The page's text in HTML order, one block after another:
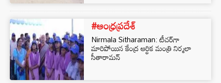
#ఆంధ్రప్రదేశ్
Nirmala Sitharaman: టీచర్‌గా
మారిపోయిన కేంద్ర ఆర్థిక మంత్రి నిర్మలా
సీతారామన్